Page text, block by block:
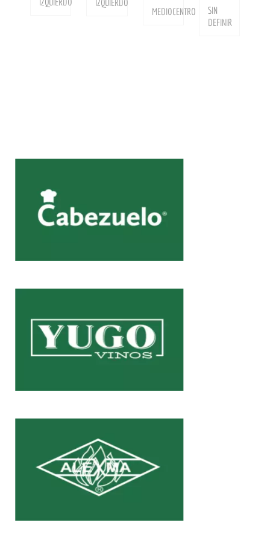
IZQUIERDO
MEDIOCENTRO
SIN
DEFINIR